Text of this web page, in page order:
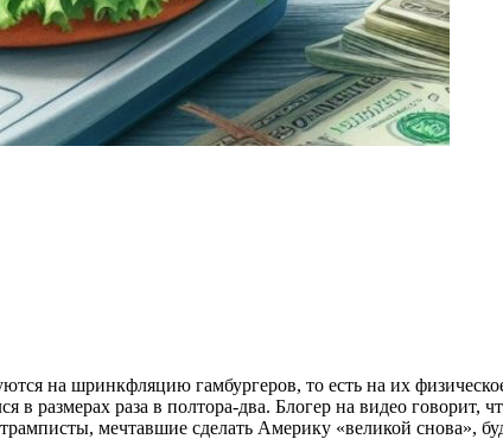
на шринкфляцию гамбургеров, то есть на их
в размерах раза в полтора-два. Блогер на видео
мечтавшие сделать Америку «великой снова»,